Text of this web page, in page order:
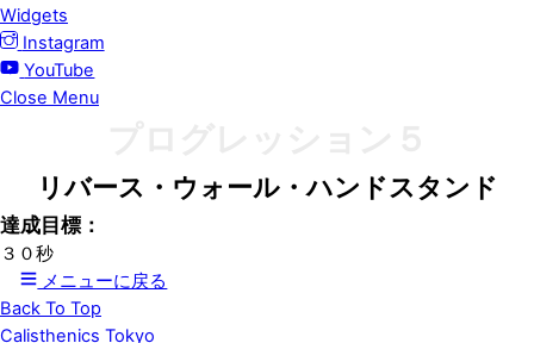
Widgets
Instagram
YouTube
Close Menu
リバース・ウォール・ハンドスタンド
達成目標：
３０秒
メニューに戻る
Back To Top
Calisthenics Tokyo